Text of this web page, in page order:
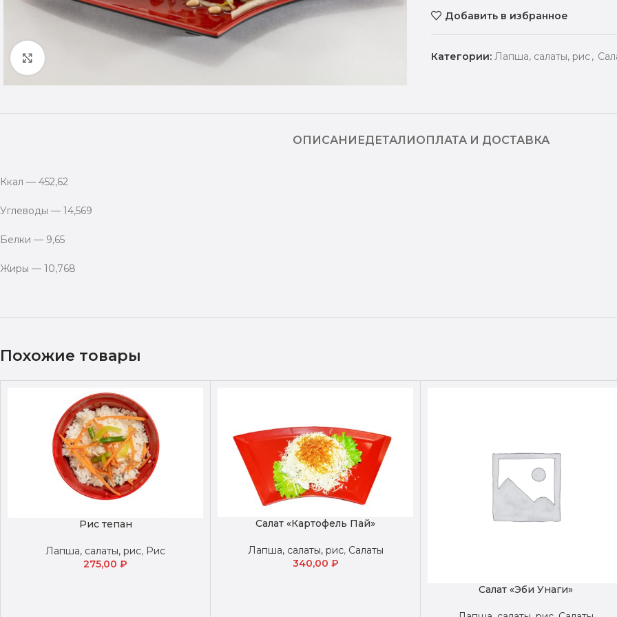
Добавить в избранное
Категории: Лапша, салаты, рис,
ОПИСАНИЕДЕТАЛИОПЛАТА И ДОСТАВКА
Ккал — 452,62
Углеводы — 14,569
Белки — 9,65
Жиры — 10,768
Похожие товары
Рис тепан
Лапша, салаты, рис, Рис
275,00 ₽
Салат «Картофель Пай»
Лапша, салаты, рис, Салаты
340,00 ₽
Салат «Эби Унаги»